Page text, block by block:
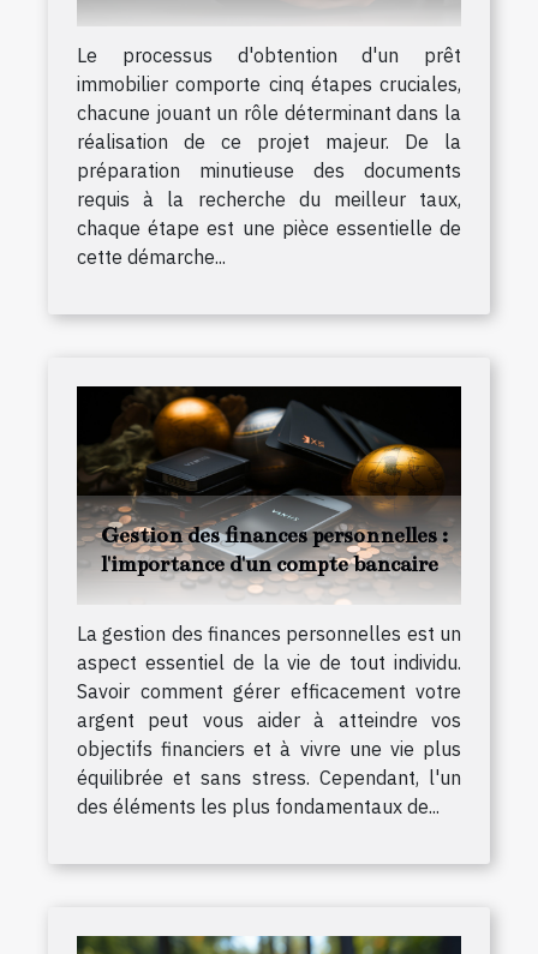
Le processus d'obtention d'un prêt
immobilier comporte cinq étapes cruciales,
chacune jouant un rôle déterminant dans la
réalisation de ce projet majeur. De la
préparation minutieuse des documents
requis à la recherche du meilleur taux,
chaque étape est une pièce essentielle de
cette démarche...
Gestion des finances personnelles :
l'importance d'un compte bancaire
La gestion des finances personnelles est un
aspect essentiel de la vie de tout individu.
Savoir comment gérer efficacement votre
argent peut vous aider à atteindre vos
objectifs financiers et à vivre une vie plus
équilibrée et sans stress. Cependant, l'un
des éléments les plus fondamentaux de...